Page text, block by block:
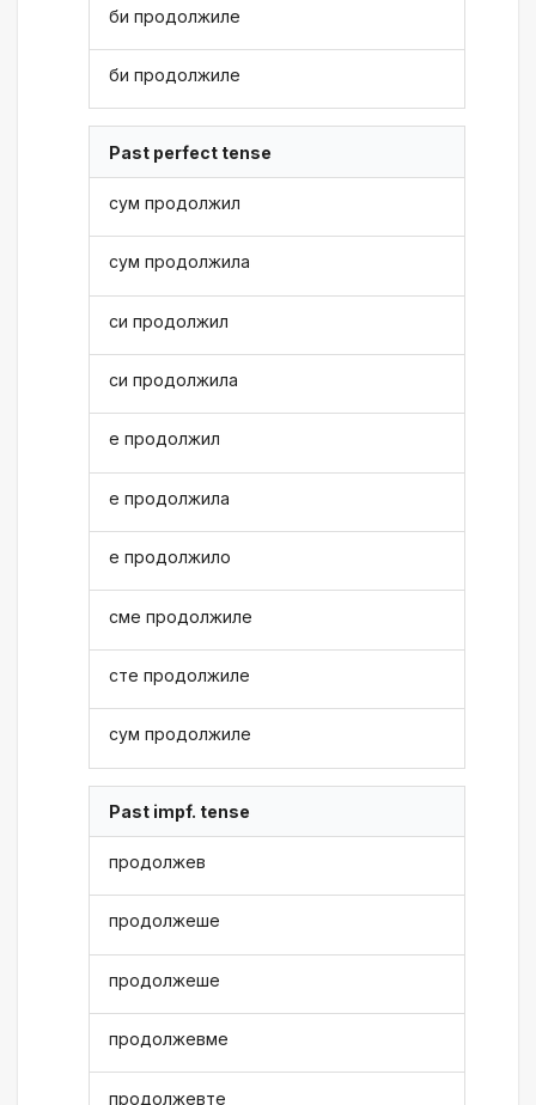
би продолжиле
би продолжиле
Past perfect tense
сум продолжил
сум продолжила
си продолжил
си продолжила
е продолжил
е продолжила
е продолжило
сме продолжиле
сте продолжиле
сум продолжиле
Past impf. tense
продолжев
продолжеше
продолжеше
продолжевме
продолжевте